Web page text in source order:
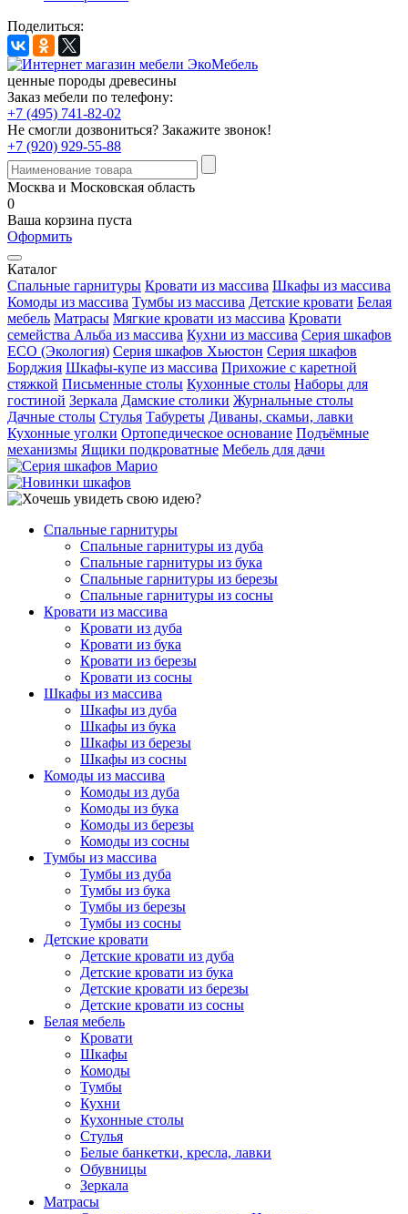
Поделиться:
ценные породы древесины
Заказ мебели по телефону:
+7 (495) 741-82-02
Не смогли дозвониться? Закажите звонок!
+7 (920) 929-55-88
Москва и Московская область
0
Ваша корзина пуста
Оформить
Каталог
Спальные гарнитуры Кровати из массива Шкафы из массива
Комоды из массива Тумбы из массива Детские кровати Белая
мебель Матрасы Мягкие кровати из массива Кровати
семейства Альба из массива Кухни из массива Серия шкафов
ECO (Экология) Серия шкафов Хьюстон Серия шкафов
Борджия Шкафы-купе из массива Прихожие с каретной
стяжкой Письменные столы Кухонные столы Наборы для
гостиной Зеркала Дамские столики Журнальные столы
Дачные столы Стулья Табуреты Диваны, скамьи, лавки
Кухонные уголки Ортопедическое основание Подъёмные
механизмы Ящики подкроватные Мебель для дачи
Спальные гарнитуры
Спальные гарнитуры из дуба
Спальные гарнитуры из бука
Спальные гарнитуры из березы
Спальные гарнитуры из сосны
Кровати из массива
Кровати из дуба
Кровати из бука
Кровати из березы
Кровати из сосны
Шкафы из массива
Шкафы из дуба
Шкафы из бука
Шкафы из березы
Шкафы из сосны
Комоды из массива
Комоды из дуба
Комоды из бука
Комоды из березы
Комоды из сосны
Тумбы из массива
Тумбы из дуба
Тумбы из бука
Тумбы из березы
Тумбы из сосны
Детские кровати
Детские кровати из дуба
Детские кровати из бука
Детские кровати из березы
Детские кровати из сосны
Белая мебель
Кровати
Шкафы
Комоды
Тумбы
Кухни
Кухонные столы
Стулья
Белые банкетки, кресла, лавки
Обувницы
Зеркала
Матрасы